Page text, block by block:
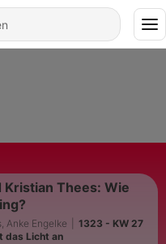
Kristian Thees: Wie
Anke Engelke
1323 - KW 27
das Licht an